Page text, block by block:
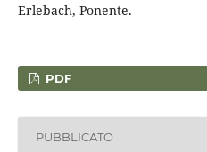
Erlebach, Ponente.
PDF
PUBBLICATO